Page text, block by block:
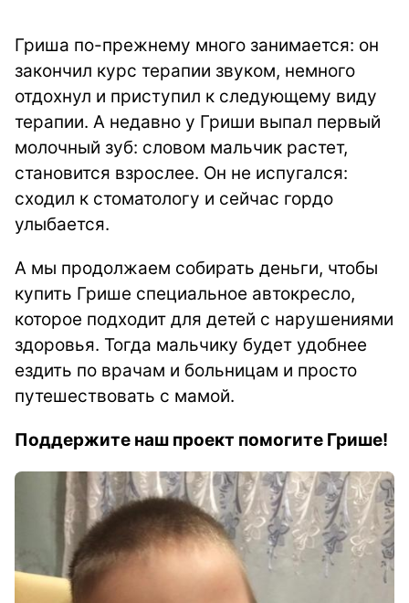
Гриша по-прежнему много занимается: он
закончил курс терапии звуком, немного
отдохнул и приступил к следующему виду
терапии. А недавно у Гриши выпал первый
молочный зуб: словом мальчик растет,
становится взрослее. Он не испугался:
сходил к стоматологу и сейчас гордо
улыбается.
А мы продолжаем собирать деньги, чтобы
купить Грише специальное автокресло,
которое подходит для детей с нарушениями
здоровья. Тогда мальчику будет удобнее
ездить по врачам и больницам и просто
путешествовать с мамой.
Поддержите наш проект помогите Грише!